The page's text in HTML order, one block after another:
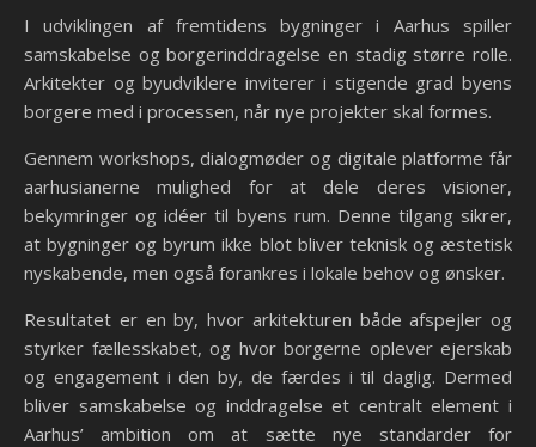
I udviklingen af fremtidens bygninger i Aarhus spiller
samskabelse og borgerinddragelse en stadig større rolle.
Arkitekter og byudviklere inviterer i stigende grad byens
borgere med i processen, når nye projekter skal formes.
Gennem workshops, dialogmøder og digitale platforme får
aarhusianerne mulighed for at dele deres visioner,
bekymringer og idéer til byens rum. Denne tilgang sikrer,
at bygninger og byrum ikke blot bliver teknisk og æstetisk
nyskabende, men også forankres i lokale behov og ønsker.
Resultatet er en by, hvor arkitekturen både afspejler og
styrker fællesskabet, og hvor borgerne oplever ejerskab
og engagement i den by, de færdes i til daglig. Dermed
bliver samskabelse og inddragelse et centralt element i
Aarhus’ ambition om at sætte nye standarder for